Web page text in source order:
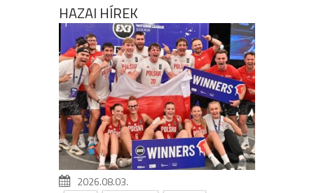
HAZAI HÍREK
2026.08.03.